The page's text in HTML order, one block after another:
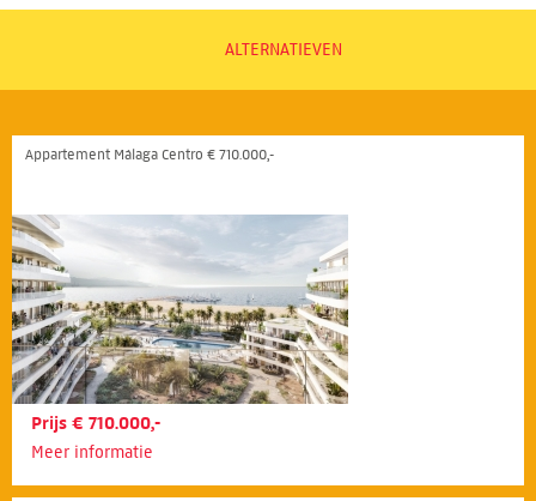
ALTERNATIEVEN
Appartement Málaga Centro € 710.000,-
Prijs € 710.000,-
Meer informatie